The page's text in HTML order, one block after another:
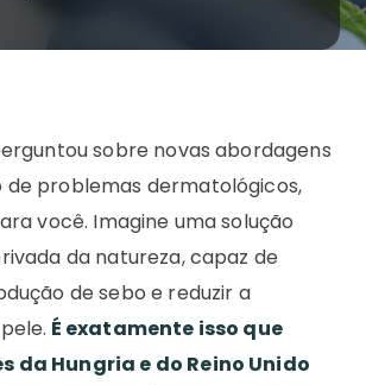
sobre novas abordagens
problemas dermatológicos,
você. Imagine uma solução
da natureza, capaz de
de sebo e reduzir a
É exatamente isso que
da Hungria e do Reino Unido